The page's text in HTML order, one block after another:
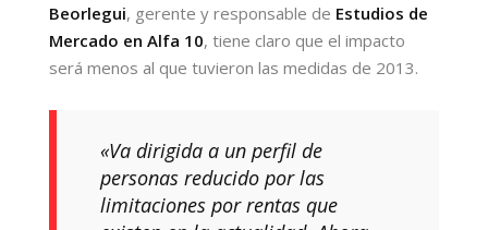
Beorlegui, gerente y responsable de Estudios de
Mercado en Alfa 10, tiene claro que el impacto
será menos al que tuvieron las medidas de 2013.
«Va dirigida a un perfil de
personas reducido por las
limitaciones por rentas que